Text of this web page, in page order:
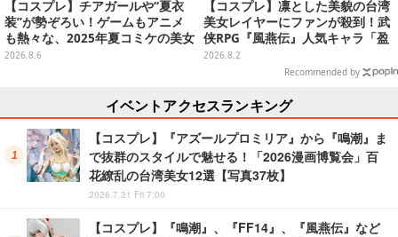
【コスプレ】チアガールや“夏衣
装”が勢ぞろい！ゲームもアニメ
も熱々な、2025年夏コミケの美女
レイヤーをプレイバック
2026.8.6
【コスプレ】凛とした美貌の台湾
美女レイヤーにファンが殺到！武
侠RPG『風燕伝』人気キャラ「盈
盈」を完璧に再現して会場を沸か
せる【写真19枚】
2026.8.2
Recommended by
イベントアクセスランキング
【コスプレ】『アズールプロミリア』から『鳴潮』ま
で抜群のスタイルで魅せる！「2026漫画博覧会」百
花繚乱の台湾美女12選【写真37枚】
2026.7.31 Fri 7:00
【コスプレ】『鳴潮』、『FF14』、『風燕伝』など